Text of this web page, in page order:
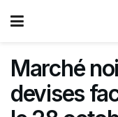
Marché
devises